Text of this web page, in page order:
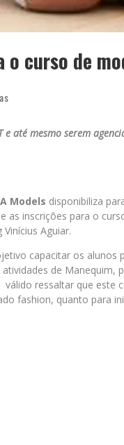
curso de
até mesmo serem
Models disponibiliza
as inscrições para o
Aguiar.
capacitar os alunos
de Manequim,
ressaltar que
fashion, quanto para